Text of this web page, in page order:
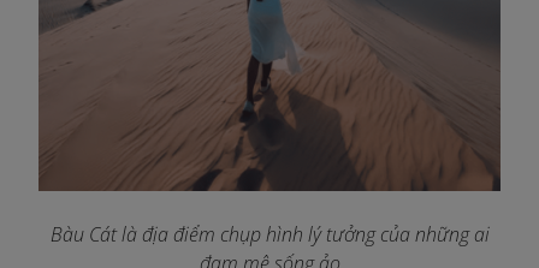
Bàu Cát là địa điểm chụp hình lý tưởng của những ai